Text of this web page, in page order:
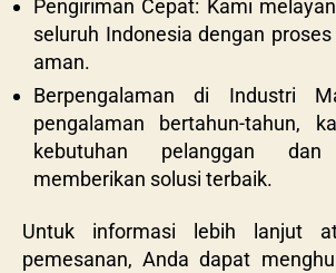
Pengiriman Cepat: Kami
seluruh Indonesia dengan
aman.
Berpengalaman di Industri
pengalaman bertahun-tahun,
kebutuhan pelanggan
memberikan solusi terbaik.
Untuk informasi lebih lanjut
pemesanan, Anda dapat